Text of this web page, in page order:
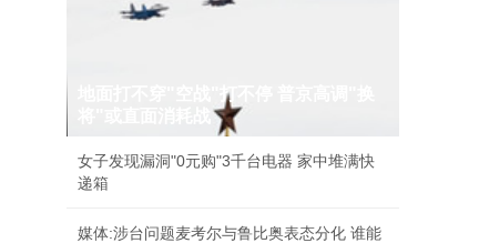
地面打不穿"空战"打不停 普京高调"换
女子发现漏洞"0元购"3千台电器 家中堆满快
递箱
媒体:涉台问题麦考尔与鲁比奥表态分化 谁能